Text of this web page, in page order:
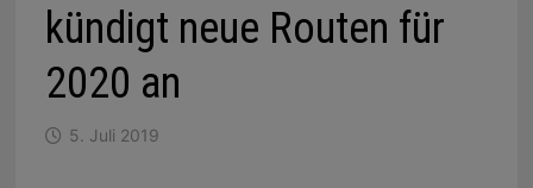
kündigt neue Routen für
2020 an
5. Juli 2019